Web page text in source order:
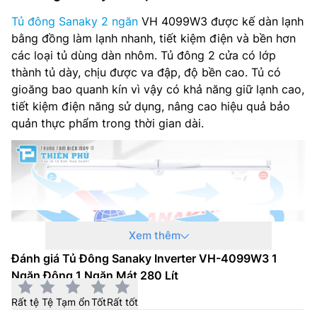
Tủ đông Sanaky 2 ngăn VH 4099W3 được kế dàn lạnh
bằng đồng làm lạnh nhanh, tiết kiệm điện và bền hơn
các loại tủ dùng dàn nhôm. Tủ đông 2 cửa có lớp
thành tủ dày, chịu được va đập, độ bền cao. Tủ có
gioăng bao quanh kín vì vậy có khả năng giữ lạnh cao,
tiết kiệm điện năng sử dụng, nâng cao hiệu quả bảo
quản thực phẩm trong thời gian dài.
Xem thêm
Đánh giá Tủ Đông Sanaky Inverter VH-4099W3 1
Ngăn Đông 1 Ngăn Mát 280 Lít
Rất tệ Tệ Tạm ổnTốtRất tốt